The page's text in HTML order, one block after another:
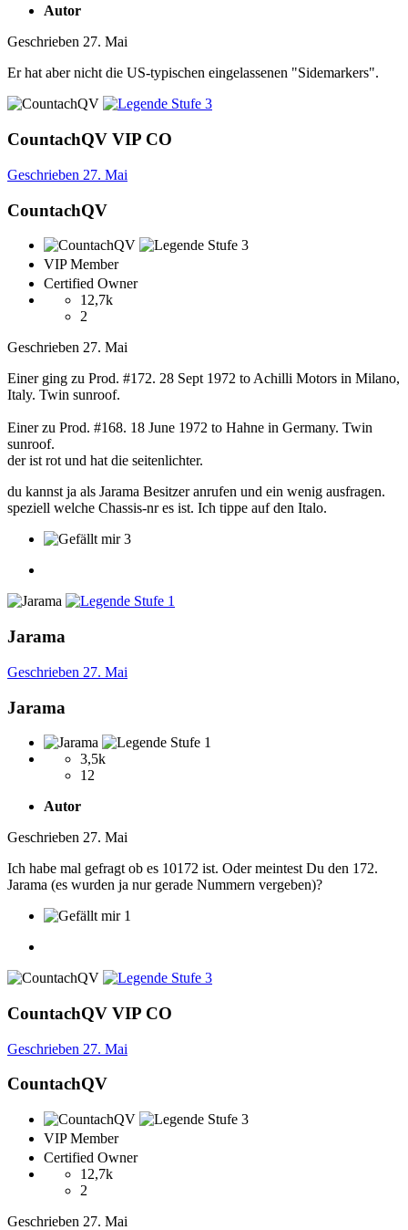
Autor
Geschrieben 27. Mai
Er hat aber nicht die US-typischen eingelassenen "Sidemarkers".
CountachQV VIP CO
Geschrieben 27. Mai
CountachQV
VIP Member
Certified Owner
12,7k
2
Geschrieben 27. Mai
Einer ging zu Prod. #172. 28 Sept 1972 to Achilli Motors in Milano,
Italy. Twin sunroof.
Einer zu Prod. #168. 18 June 1972 to Hahne in Germany. Twin
sunroof.
der ist rot und hat die seitenlichter.
du kannst ja als Jarama Besitzer anrufen und ein wenig ausfragen.
speziell welche Chassis-nr es ist. Ich tippe auf den Italo.
3
Jarama
Geschrieben 27. Mai
Jarama
3,5k
12
Autor
Geschrieben 27. Mai
Ich habe mal gefragt ob es 10172 ist. Oder meintest Du den 172.
Jarama (es wurden ja nur gerade Nummern vergeben)?
1
CountachQV VIP CO
Geschrieben 27. Mai
CountachQV
VIP Member
Certified Owner
12,7k
2
Geschrieben 27. Mai